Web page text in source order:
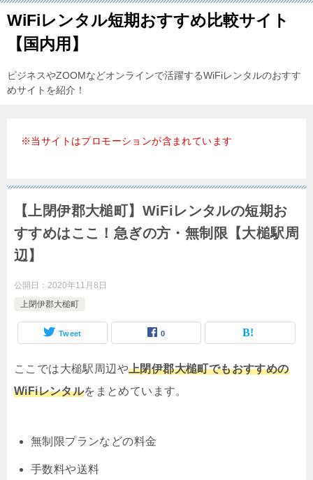
WiFiレンタル短期おすすめ比較サイト
【国内用】
ビジネスやZOOMなどオンラインで活躍するWiFiレンタルのおすす
めサイトを紹介！
※当サイトはプロモーションが含まれています
【上閉伊郡大槌町】WiFiレンタルの短期お
すすめはここ！急ぎの方・無制限【大槌駅周
辺】
公開日： 2020年11月8日
上閉伊郡大槌町
Tweet 0
ここでは大槌駅周辺や上閉伊郡大槌町でもおすすめの
WiFiレンタルをまとめています。
無制限プランなどの料金
手数料や送料